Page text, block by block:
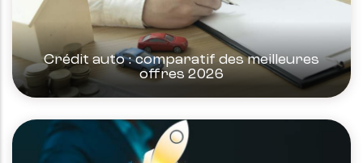
Crédit auto : comparatif des meilleures
offres 2026